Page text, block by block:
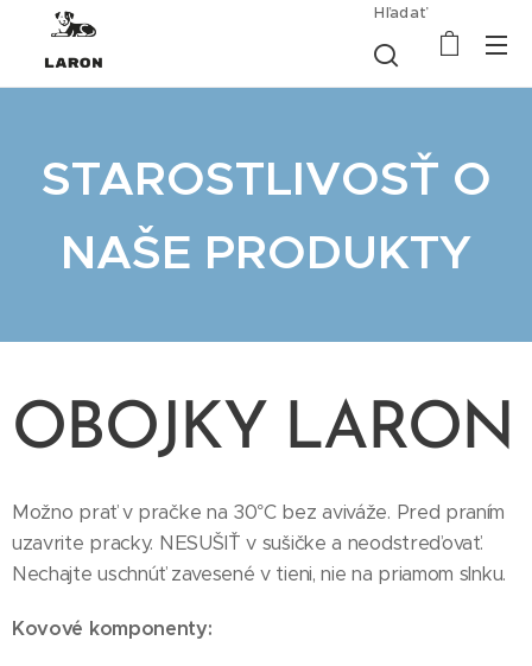
Hľadať
STAROSTLIVOSŤ O
NAŠE PRODUKTY
OBOJKY LARON
Možno prať v pračke na 30°C bez aviváže. Pred praním
uzavrite pracky. NESUŠIŤ v sušičke a neodstreďovať.
Nechajte uschnúť zavesené v tieni, nie na priamom slnku.
Kovové komponenty: